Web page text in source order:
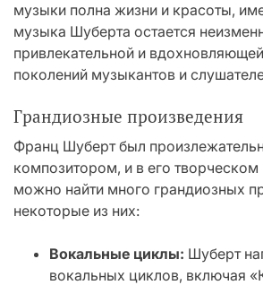
музыки полна жизни и красоты,
музыка Шуберта остается
привлекательной и
поколений музыкантов и
Грандиозные произведения
Франц Шуберт был
композитором, и в его творческом
можно найти много грандиозных
некоторые из них:
Вокальные циклы: Шуберт
вокальных циклов, включая